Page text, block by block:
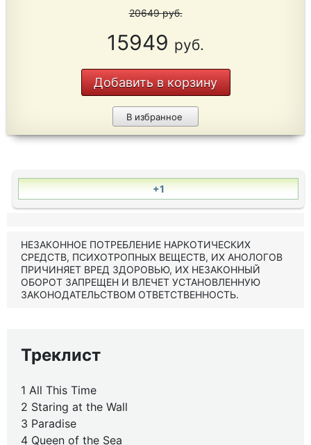
20649руб.
15949 руб.
Добавить в корзину
В избранное
+1
НЕЗАКОННОЕ ПОТРЕБЛЕНИЕ НАРКОТИЧЕСКИХ
СРЕДСТВ, ПСИХОТРОПНЫХ ВЕЩЕСТВ, ИХ АНОЛОГОВ
ПРИЧИНЯЕТ ВРЕД ЗДОРОВЬЮ, ИХ НЕЗАКОННЫЙ
ОБОРОТ ЗАПРЕЩЕН И ВЛЕЧЕТ УСТАНОВЛЕННУЮ
ЗАКОНОДАТЕЛЬСТВОМ ОТВЕТСТВЕННОСТЬ.
Треклист
1 All This Time
2 Staring at the Wall
3 Paradise
4 Queen of the Sea